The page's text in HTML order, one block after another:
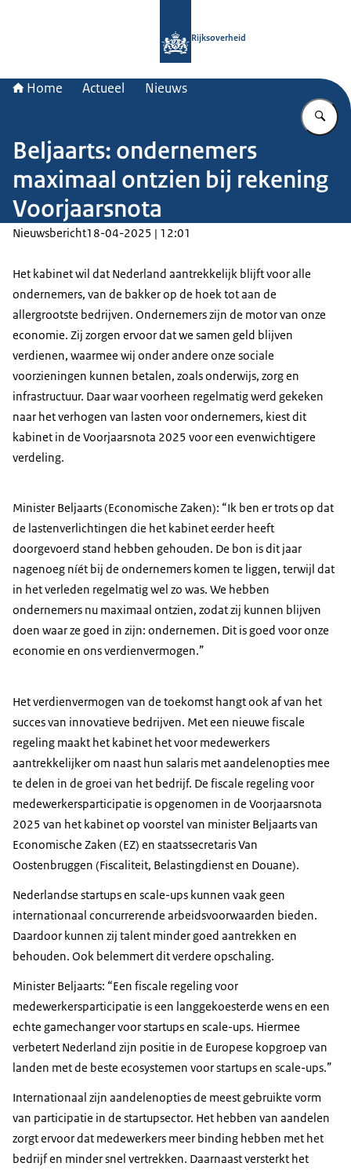
Rijksoverheid
Home Actueel Nieuws
Beljaarts: ondernemers
maximaal ontzien bij rekening
Voorjaarsnota
Nieuwsbericht18-04-2025 | 12:01
Het kabinet wil dat Nederland aantrekkelijk blijft voor alle
ondernemers, van de bakker op de hoek tot aan de
allergrootste bedrijven. Ondernemers zijn de motor van onze
economie. Zij zorgen ervoor dat we samen geld blijven
verdienen, waarmee wij onder andere onze sociale
voorzieningen kunnen betalen, zoals onderwijs, zorg en
infrastructuur. Daar waar voorheen regelmatig werd gekeken
naar het verhogen van lasten voor ondernemers, kiest dit
kabinet in de Voorjaarsnota 2025 voor een evenwichtigere
verdeling.
Minister Beljaarts (Economische Zaken): “Ik ben er trots op dat
de lastenverlichtingen die het kabinet eerder heeft
doorgevoerd stand hebben gehouden. De bon is dit jaar
nagenoeg níét bij de ondernemers komen te liggen, terwijl dat
in het verleden regelmatig wel zo was. We hebben
ondernemers nu maximaal ontzien, zodat zij kunnen blijven
doen waar ze goed in zijn: ondernemen. Dit is goed voor onze
economie en ons verdienvermogen.”
Het verdienvermogen van de toekomst hangt ook af van het
succes van innovatieve bedrijven. Met een nieuwe fiscale
regeling maakt het kabinet het voor medewerkers
aantrekkelijker om naast hun salaris met aandelenopties mee
te delen in de groei van het bedrijf. De fiscale regeling voor
medewerkersparticipatie is opgenomen in de Voorjaarsnota
2025 van het kabinet op voorstel van minister Beljaarts van
Economische Zaken (EZ) en staatssecretaris Van
Oostenbruggen (Fiscaliteit, Belastingdienst en Douane).
Nederlandse startups en scale-ups kunnen vaak geen
internationaal concurrerende arbeidsvoorwaarden bieden.
Daardoor kunnen zij talent minder goed aantrekken en
behouden. Ook belemmert dit verdere opschaling.
Minister Beljaarts: “Een fiscale regeling voor
medewerkersparticipatie is een langgekoesterde wens en een
echte gamechanger voor startups en scale-ups. Hiermee
verbetert Nederland zijn positie in de Europese kopgroep van
landen met de beste ecosystemen voor startups en scale-ups.”
Internationaal zijn aandelenopties de meest gebruikte vorm
van participatie in de startupsector. Het hebben van aandelen
zorgt ervoor dat medewerkers meer binding hebben met het
bedrijf en minder snel vertrekken. Daarnaast versterkt het